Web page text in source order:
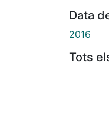
Data
2016
Tots